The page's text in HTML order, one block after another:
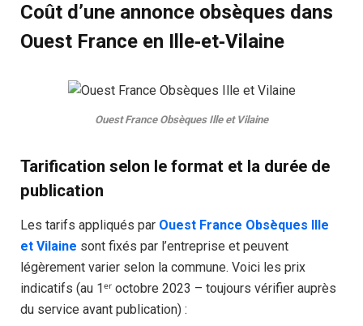
Coût d’une annonce obsèques dans
Ouest France en Ille‑et‑Vilaine
Ouest France Obsèques Ille et Vilaine
Tarification selon le format et la durée de
publication
Les tarifs appliqués par Ouest France Obsèques Ille
et Vilaine sont fixés par l’entreprise et peuvent
légèrement varier selon la commune. Voici les prix
indicatifs (au 1ᵉʳ octobre 2023 – toujours vérifier auprès
du service avant publication) :